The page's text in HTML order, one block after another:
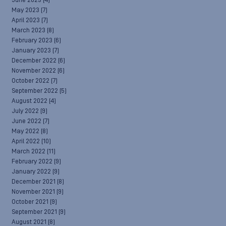
May 2023 (7)
April 2023 (7)
March 2023 (8)
February 2023 (6)
January 2023 (7)
December 2022 (6)
November 2022 (6)
October 2022 (7)
September 2022 (5)
August 2022 (4)
July 2022 (9)
June 2022 (7)
May 2022 (8)
April 2022 (10)
March 2022 (11)
February 2022 (9)
January 2022 (9)
December 2021 (8)
November 2021 (9)
October 2021 (9)
September 2021 (9)
August 2021 (8)